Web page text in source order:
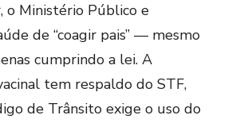
o Ministério Público e
de “coagir pais” — mesmo
cumprindo a lei. A
tem respaldo do STF,
de Trânsito exige o uso do